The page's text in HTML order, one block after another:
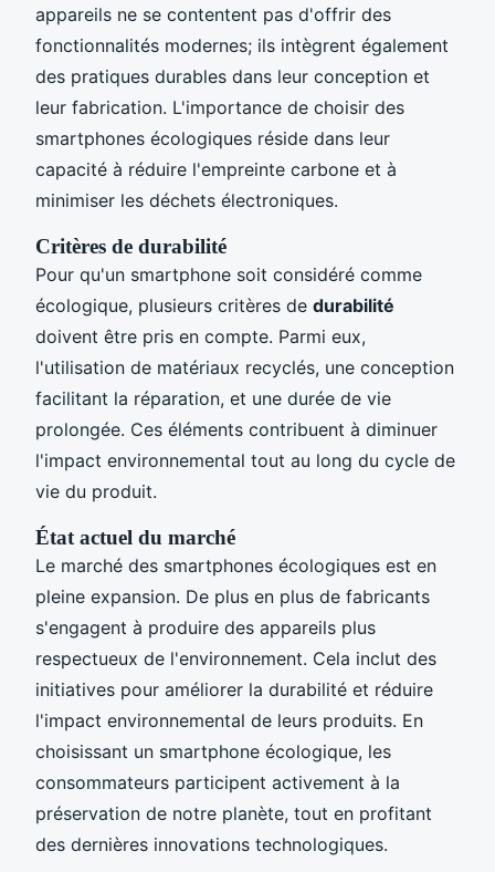
appareils ne se contentent pas d'offrir des
fonctionnalités modernes; ils intègrent également
des pratiques durables dans leur conception et
leur fabrication. L'importance de choisir des
smartphones écologiques réside dans leur
capacité à réduire l'empreinte carbone et à
minimiser les déchets électroniques.
Critères de durabilité
Pour qu'un smartphone soit considéré comme
écologique, plusieurs critères de durabilité
doivent être pris en compte. Parmi eux,
l'utilisation de matériaux recyclés, une conception
facilitant la réparation, et une durée de vie
prolongée. Ces éléments contribuent à diminuer
l'impact environnemental tout au long du cycle de
vie du produit.
État actuel du marché
Le marché des smartphones écologiques est en
pleine expansion. De plus en plus de fabricants
s'engagent à produire des appareils plus
respectueux de l'environnement. Cela inclut des
initiatives pour améliorer la durabilité et réduire
l'impact environnemental de leurs produits. En
choisissant un smartphone écologique, les
consommateurs participent activement à la
préservation de notre planète, tout en profitant
des dernières innovations technologiques.